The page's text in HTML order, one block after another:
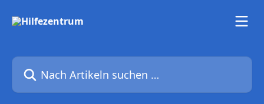
Nach Artikeln suchen …